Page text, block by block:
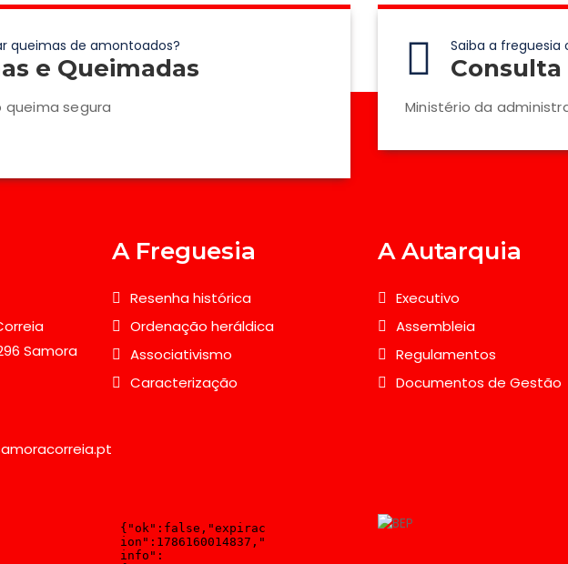
queimas de amontoados?
e Queimadas
queima segura
Saiba a
Ministério da
Samora
A Freguesia
Resenha histórica
Ordenação heráldica
Associativismo
Caracterização
A Autarquia
Executivo
Assembleia
Regulamentos
Documentos de Gestão